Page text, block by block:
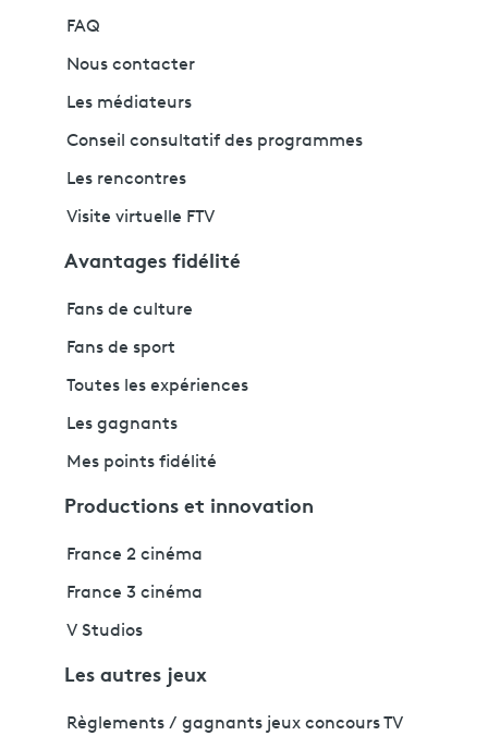
FAQ
Nous contacter
Les médiateurs
Conseil consultatif des programmes
Les rencontres
Visite virtuelle FTV
Avantages fidélité
Fans de culture
Fans de sport
Toutes les expériences
Les gagnants
Mes points fidélité
Productions et innovation
France 2 cinéma
France 3 cinéma
V Studios
Les autres jeux
Règlements / gagnants jeux concours TV